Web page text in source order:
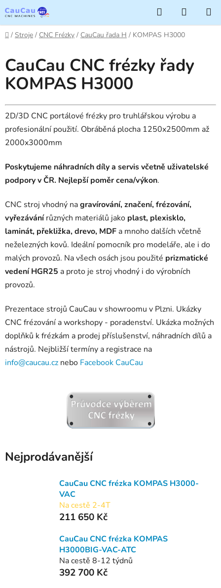
na
obsah
Hledat
KOŠÍK
Domů
/ Stroje / CNC Frézky / CauCau řada H / KOMPAS H3000
CauCau CNC frézky řady
KOMPAS H3000
2D/3D CNC portálové frézky pro truhlářskou výrobu a
profesionální použití. Obráběná plocha 1250x2500mm až
2000x3000mm
Poskytujeme náhradních díly a servis včetně uživatelské
podpory v ČR. Nejlepší poměr cena/výkon.
CNC stroj vhodný nagravírování, značení, frézování,
vyřezávánírůzných materiálů jako plast, plexisklo,
laminát, překližka, drevo, MDF a mnoho dalších včetně
neželezných kovů. Ideální pomocník pro modeláře, ale i do
malých provozů. Na všech osách jsou použité prizmatické
vedení HGR25 a proto je stroj vhodný i do výrobních
provozů.
Prezentace strojů CauCau v showroomu v Plzni. Ukázky
CNC frézování a workshopy - poradenství. Ukázka možných
doplňků k frézkám a prodej příslušenství, náhradních dílů a
nástrojů. Nejbližší termíny a registrace na
info@caucau.cz nebo Facebook CauCau
Nejprodávanější
CauCau CNC frézka KOMPAS H3000-
VAC
Na cestě 2-4T
211 650 Kč
CauCau CNC frézka KOMPAS
H3000BIG-VAC-ATC
Na cestě 8-12 týdnů
392 700 Kč